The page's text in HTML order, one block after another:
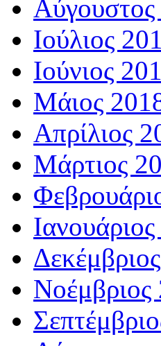
Ιούλιος
Ιούνιος
Μάιος
Απρίλιος
Μάρτιος
Νοέμβριος